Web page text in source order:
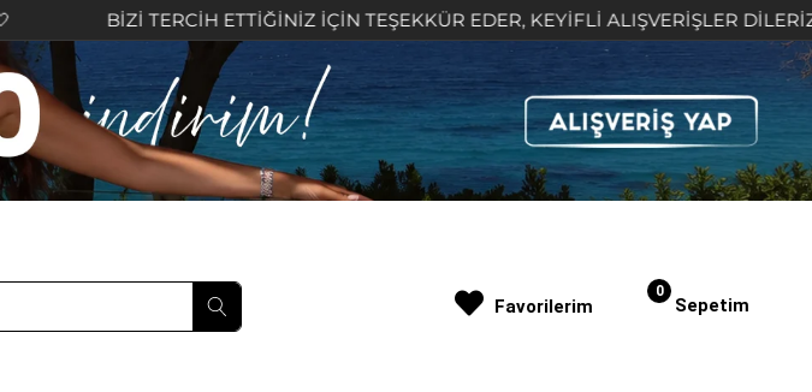
BİZİ TERCİH ETTİĞİNİZ İÇİN TEŞEKKÜR EDER, KEYİFLİ ALIŞVERİŞLER DİLERİZ 🤍
Sepetim
0
Favorilerim